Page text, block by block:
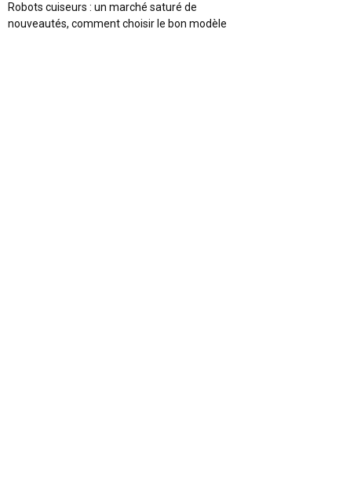
Robots cuiseurs : un marché saturé de
nouveautés, comment choisir le bon modèle